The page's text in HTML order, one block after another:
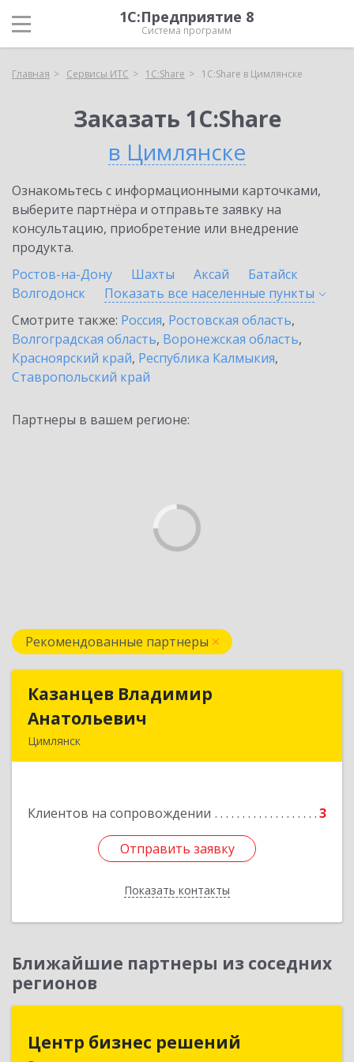
1С:Предприятие 8
Система программ
Главная Сервисы ИТС 1С:Share 1С:Share в Цимлянске
Заказать 1С:Share
в Цимлянске
Ознакомьтесь с информационными карточками,
выберите партнёра и отправьте заявку на
консультацию, приобретение или внедрение
продукта.
Ростов-на-Дону
Шахты Аксай
Батайск
Волгодонск
Показать все населенные пункты
Смотрите также: Россия, Ростовская область,
Волгоградская область, Воронежская область,
Красноярский край, Республика Калмыкия,
Ставропольский край
Партнеры в вашем регионе:
Рекомендованные партнеры
Казанцев Владимир
Анатольевич
Цимлянск
Клиентов на сопровождении 3
Отправить заявку
Показать контакты
Казанцев Владимир
Подробнее
Отправить заявку
Назад
Ближайшие партнеры из соседних
регионов
Центр бизнес решений
Центр бизнес решений